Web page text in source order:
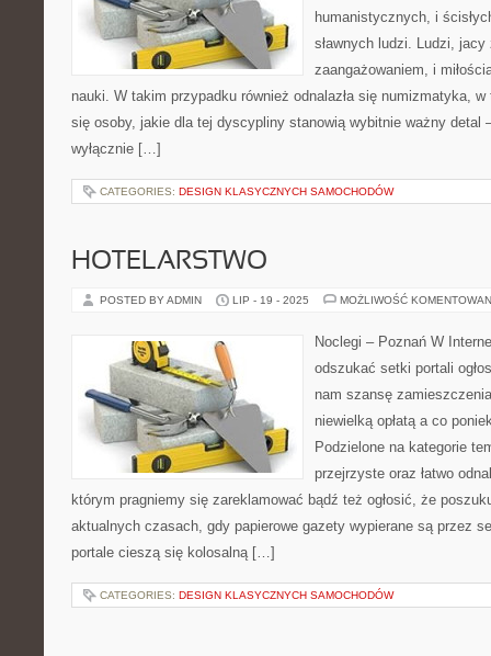
humanistycznych, i
sławnych ludzi. Ludzi,
zaangażowaniem, i
nauki. W takim przypadku również odnalazła się numizmatyka, w
się osoby, jakie dla tej dyscypliny stanowią wybitnie ważny detal
wyłącznie […]
CATEGORIES: DESIGN KLASYCZNYCH SAMOCHODÓW
HOTELARSTWO
POSTED BY ADMIN LIP - 19 - 2025 MOŻLIWOŚĆ
Noclegi – Poznań W
odszukać setki portali
nam szansę
niewielką opłatą a co
Podzielone na kategorie
przejrzyste oraz łatwo
którym pragniemy się zareklamować bądź też ogłosić, że
aktualnych czasach, gdy papierowe gazety wypierane są przez
portale cieszą się kolosalną […]
CATEGORIES: DESIGN KLASYCZNYCH SAMOCHODÓW